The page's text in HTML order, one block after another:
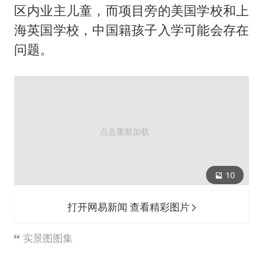
区内业主儿童，而项目旁的美国学校和上
海英国学校，中国籍孩子入学可能会存在
问题。
10
打开网易新闻 查看精彩图片
实景图图集